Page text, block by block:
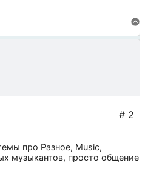
про Разное, Music,
музыкантов, просто общение